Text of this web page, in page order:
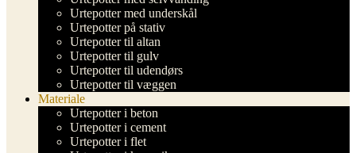
Urtepotter med underskål
Urtepotter på stativ
Urtepotter til altan
Urtepotter til gulv
Urtepotter til udendørs
Urtepotter til væggen
Materiale
Urtepotter i beton
Urtepotter i cement
Urtepotter i flet